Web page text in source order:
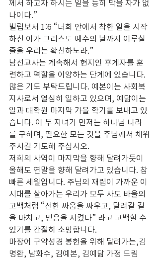
께서 하고자 하시는 일을 능히 막을 자가 없
나이다.”
빌립보서 1:6 “너희 안에서 착한 일을 시작
하신 이가 그리스도 예수의 날까지 이루실
줄을 우리는 확신하노라.”
남선교사는 계속해서 현지인 후계자를 훈
련하고 역할을 이양하는 단계에 있습니다.
많은 기도 부탁드립니다. 예본이는 사회복
지사로서 열심히 일하고 있으며, 예닮이는
일과 대학원 마지막 가을 학기를 보내고 있
습니다. 이 두 자녀가 먼저는 하나님 나라
를 구하며, 필요한 모든 것을 주님께서 채워
주시길 기도해 주십시오.
저희의 사역이 마지막을 향해 달려가듯이
올해도 연말을 향해 달려가고 있습니다. 참
빠른 세월입니다. 주님의 재림이 가까운 이
시대를 살아가는 우리가 모두 사도 바울의
고백처럼 “선한 싸움을 싸우고, 달려갈 길
을 마치고, 믿음을 지켰다” 라고 고백할 수
있기를 간절히 소망합니다.
마장어 구약성경 봉헌을 위해 달려가는,김
명환, 남화수, 김예본, 김예닮 가정 드림